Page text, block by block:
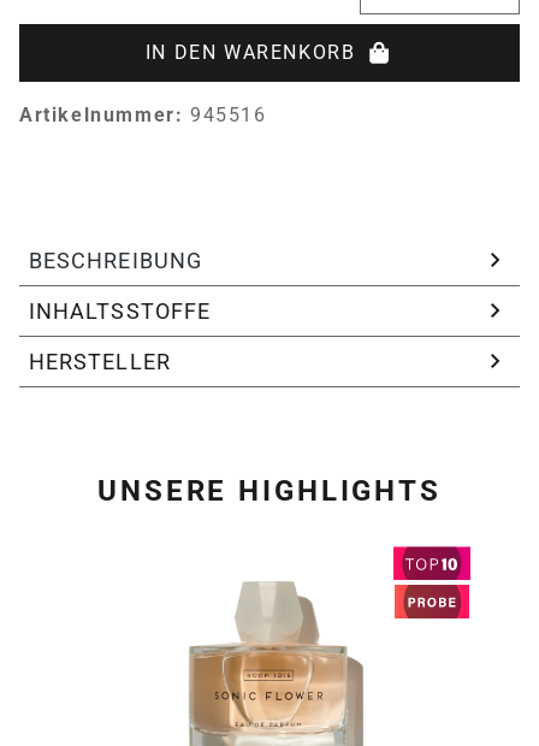
IN DEN WARENKORB
Artikelnummer: 945516
BESCHREIBUNG
INHALTSSTOFFE
HERSTELLER
UNSERE HIGHLIGHTS